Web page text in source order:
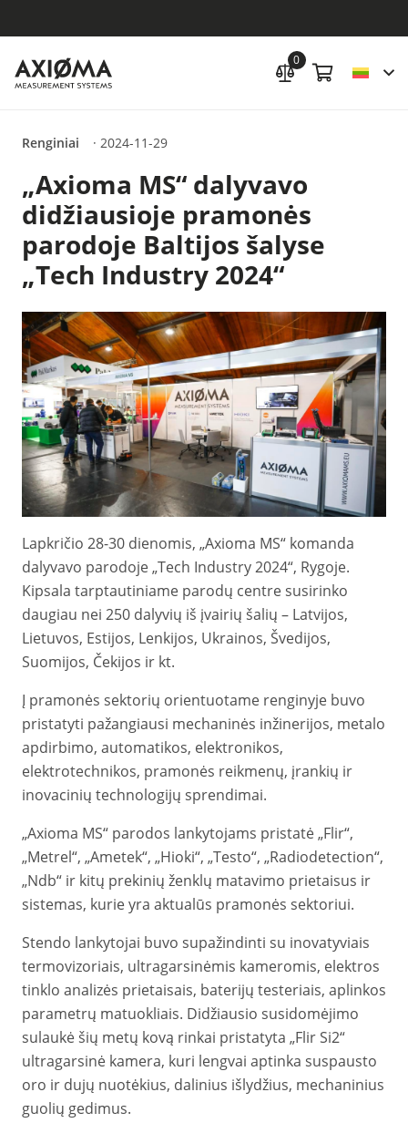
0
Renginiai · 2024-11-29
„Axioma MS“ dalyvavo
didžiausioje pramonės
parodoje Baltijos šalyse
„Tech Industry 2024“
Lapkričio 28-30 dienomis, „Axioma MS“ komanda
dalyvavo parodoje „Tech Industry 2024“, Rygoje.
Kipsala tarptautiniame parodų centre susirinko
daugiau nei 250 dalyvių iš įvairių šalių – Latvijos,
Lietuvos, Estijos, Lenkijos, Ukrainos, Švedijos,
Suomijos, Čekijos ir kt.
Į pramonės sektorių orientuotame renginyje buvo
pristatyti pažangiausi mechaninės inžinerijos, metalo
apdirbimo, automatikos, elektronikos,
elektrotechnikos, pramonės reikmenų, įrankių ir
inovacinių technologijų sprendimai.
„Axioma MS“ parodos lankytojams pristatė „Flir“,
„Metrel“, „Ametek“, „Hioki“, „Testo“, „Radiodetection“,
„Ndb“ ir kitų prekinių ženklų matavimo prietaisus ir
sistemas, kurie yra aktualūs pramonės sektoriui.
Stendo lankytojai buvo supažindinti su inovatyviais
termovizoriais, ultragarsinėmis kameromis, elektros
tinklo analizės prietaisais, baterijų testeriais, aplinkos
parametrų matuokliais. Didžiausio susidomėjimo
sulaukė šių metų kovą rinkai pristatyta „Flir Si2“
ultragarsinė kamera, kuri lengvai aptinka suspausto
oro ir dujų nuotėkius, dalinius išlydžius, mechaninius
guolių gedimus.